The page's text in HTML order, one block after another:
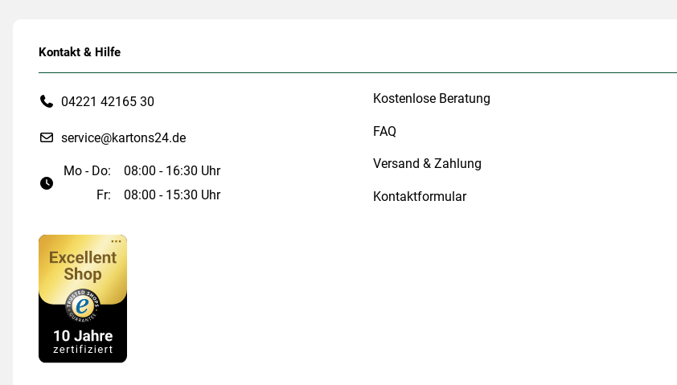
Kontakt & Hilfe
04221 42165 30
service@kartons24.de
Mo - Do:
08:00 - 16:30 Uhr
Fr:
08:00 - 15:30 Uhr
Kostenlose Beratung
FAQ
Versand & Zahlung
Kontaktformular